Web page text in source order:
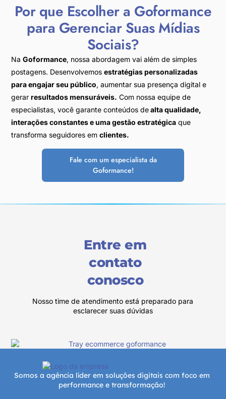
Por que Escolher a Goformance
para Gerenciar Suas Mídias
Sociais?
NaGoformance, nossa abordagem vai além de simples
postagens. Desenvolvemosestratégias personalizadas
para engajar seu público, aumentar sua presença digital e
gerarresultados mensuráveis. Com nossa equipe de
especialistas, você garante conteúdos dealta qualidade,
interações constantes e uma gestão estratégica que
transforma seguidores emclientes.
Fale com um especialista da
Goformance!
Entre em
contato
conosco
Nosso time de atendimento está preparado para
esclarecer suas dúvidas
Somos a agência líder em soluções digitais com foco em
performance e transformação!